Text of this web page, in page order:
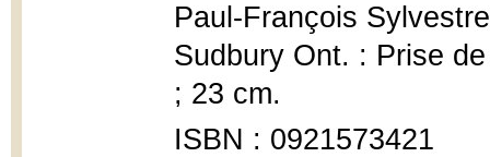
Paul-François
Sudbury Ont. : Prise
; 23 cm.
ISBN : 0921573421